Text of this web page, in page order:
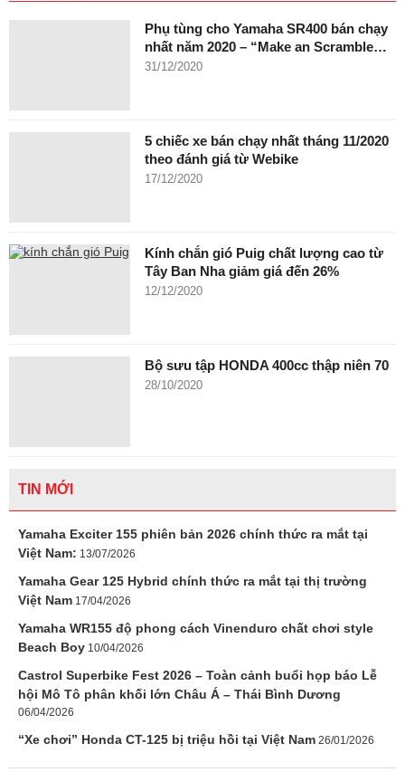
Phụ tùng cho Yamaha SR400 bán chạy
nhất năm 2020 – “Make an Scramble…
31/12/2020
5 chiếc xe bán chạy nhất tháng 11/2020
theo đánh giá từ Webike
17/12/2020
Kính chắn gió Puig chất lượng cao từ
Tây Ban Nha giảm giá đến 26%
12/12/2020
Bộ sưu tập HONDA 400cc thập niên 70
28/10/2020
TIN MỚI
Yamaha Exciter 155 phiên bản 2026 chính thức ra mắt tại
Việt Nam: 13/07/2026
Yamaha Gear 125 Hybrid chính thức ra mắt tại thị trường
Việt Nam 17/04/2026
Yamaha WR155 độ phong cách Vinenduro chất chơi style
Beach Boy 10/04/2026
Castrol Superbike Fest 2026 – Toàn cảnh buổi họp báo Lễ
hội Mô Tô phân khối lớn Châu Á – Thái Bình Dương
06/04/2026
“Xe chơi” Honda CT-125 bị triệu hồi tại Việt Nam 26/01/2026